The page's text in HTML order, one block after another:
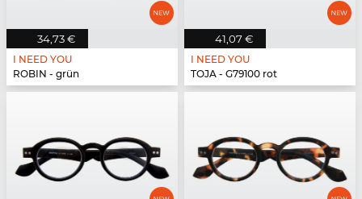
34,73 €
I NEED YOU
ROBIN - grün
41,07 €
I NEED YOU
TOJA - G79100 rot